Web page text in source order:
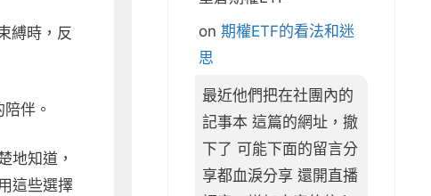
縛時，反
伴。
地知道，
這些選擇
on 期權ETF的看法和迷
思
最近他們把在社團內的
記事本 這篇的網址，撤
下了 可能下面的留言分
享都血淚分享 還開直播